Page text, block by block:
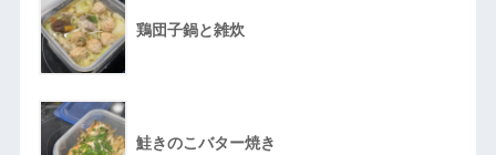
鶏団子鍋と雑炊
鮭きのこバター焼き